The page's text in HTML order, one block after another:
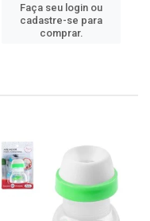
Faça seu login ou
cadastre-se para
comprar.